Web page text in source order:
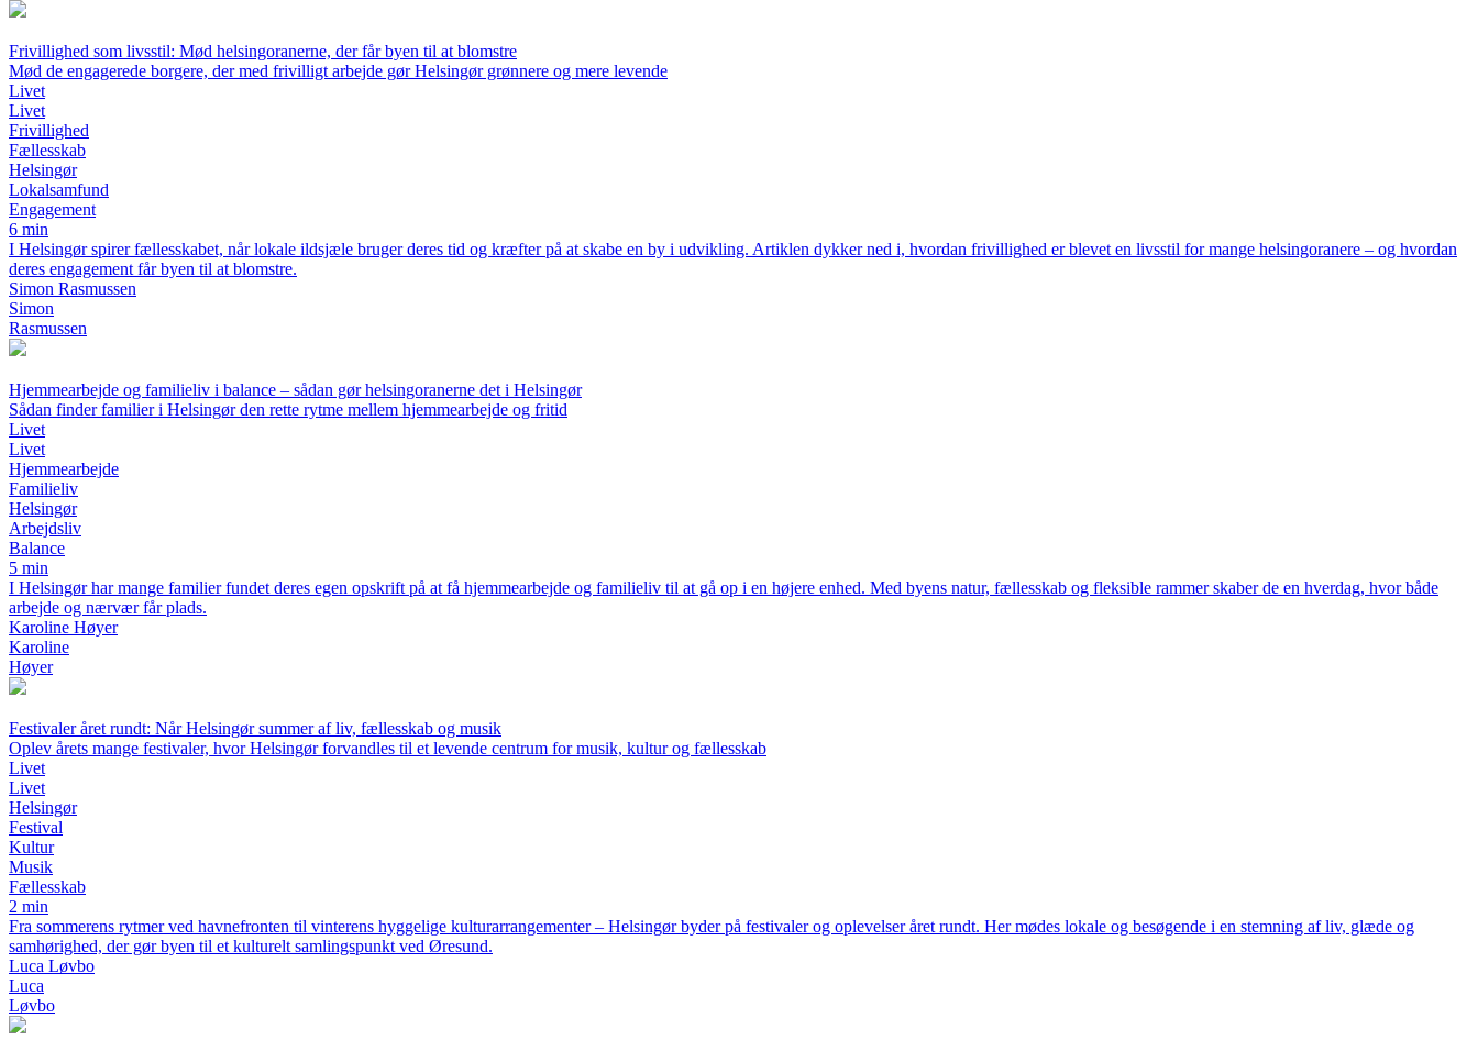
Frivillighed som livsstil: Mød helsingoranerne, der får byen til at blomstre
Mød de engagerede borgere, der med frivilligt arbejde gør Helsingør grønnere og mere levende
Livet
Livet
Frivillighed
Fællesskab
Helsingør
Lokalsamfund
Engagement
6 min
I Helsingør spirer fællesskabet, når lokale ildsjæle bruger deres tid og kræfter på at skabe en by i udvikling. Artiklen dykker ned i, hvordan frivillighed er blevet en livsstil for mange helsingoranere – og hvordan
deres engagement får byen til at blomstre.
Simon Rasmussen
Simon
Rasmussen
Hjemmearbejde og familieliv i balance – sådan gør helsingoranerne det i Helsingør
Sådan finder familier i Helsingør den rette rytme mellem hjemmearbejde og fritid
Livet
Livet
Hjemmearbejde
Familieliv
Helsingør
Arbejdsliv
Balance
5 min
I Helsingør har mange familier fundet deres egen opskrift på at få hjemmearbejde og familieliv til at gå op i en højere enhed. Med byens natur, fællesskab og fleksible rammer skaber de en hverdag, hvor både
arbejde og nærvær får plads.
Karoline Høyer
Karoline
Høyer
Festivaler året rundt: Når Helsingør summer af liv, fællesskab og musik
Oplev årets mange festivaler, hvor Helsingør forvandles til et levende centrum for musik, kultur og fællesskab
Livet
Livet
Helsingør
Festival
Kultur
Musik
Fællesskab
2 min
Fra sommerens rytmer ved havnefronten til vinterens hyggelige kulturarrangementer – Helsingør byder på festivaler og oplevelser året rundt. Her mødes lokale og besøgende i en stemning af liv, glæde og
samhørighed, der gør byen til et kulturelt samlingspunkt ved Øresund.
Luca Løvbo
Luca
Løvbo